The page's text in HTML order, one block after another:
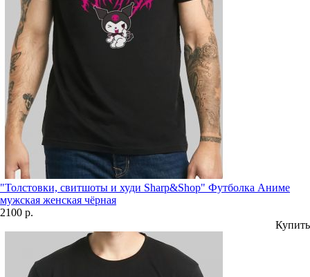
"Толстовки, свитшоты и худи Sharp&Shop" Футболка Аниме
мужская женская чёрная
2100 р.
Купить